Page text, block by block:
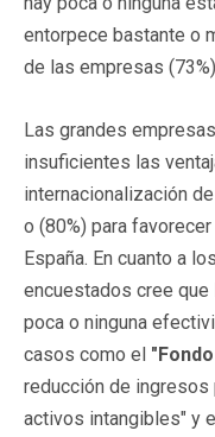
entorpece bastante o
de las empresas
Las grandes
insuficientes las
internacionalización
o (80%) para
España. En cuanto a
encuestados cree que
poca o ninguna
casos como el
reducción de
activos intangibles" y